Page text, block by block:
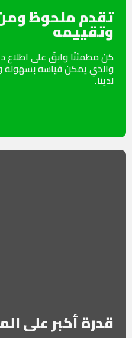
قدرة أكبر على
تقدم ملحوظ
وتقييمه
كن مطمئنًا وابقَ على اطلاع
والذي يمكن قياسه
لدينا.